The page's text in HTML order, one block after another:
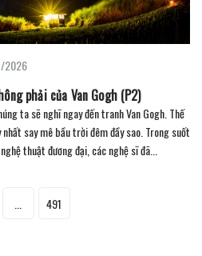
2026
phải của Van Gogh (P2)
ta sẽ nghĩ ngay đến tranh Van Gogh. Thế
say mê bầu trời đêm đầy sao. Trong suốt
thuật đương đại, các nghệ sĩ đã...
491